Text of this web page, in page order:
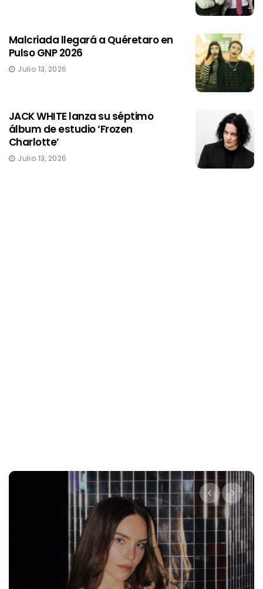
Malcriada llegará a Quéretaro en
Pulso GNP 2026
Julio 13, 2026
JACK WHITE lanza su séptimo
álbum de estudio ‘Frozen
Charlotte’
Julio 13, 2026